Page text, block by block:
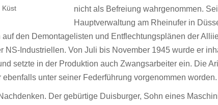
Küst
nicht als Befreiung wahrgenommen.
Hauptverwaltung am Rheinufer in
den Demontagelisten und Entflechtungsplänen der
NS-Industriellen. Von Juli bis November 1945 wurde er
setzte in der Produktion auch Zwangsarbeiter ein. Die
unter seiner Federführung vorgenommen worden.
Der gebürtige Duisburger, Sohn eines